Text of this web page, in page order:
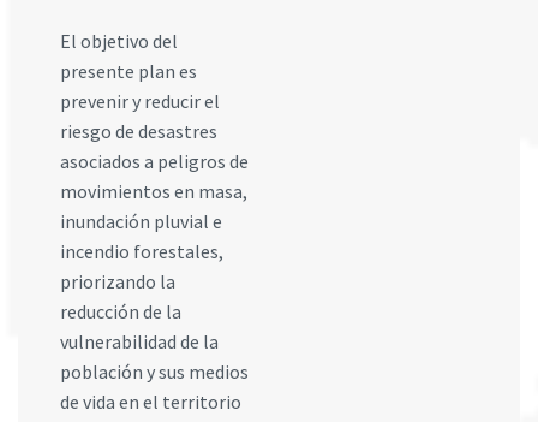
El objetivo del
presente plan es
prevenir y reducir el
riesgo de desastres
asociados a peligros de
movimientos en masa,
inundación pluvial e
incendio forestales,
priorizando la
reducción de la
vulnerabilidad de la
población y sus medios
de vida en el territorio